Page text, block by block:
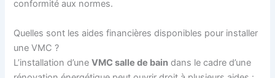
conformité aux normes.
Quelles sont les aides financières disponibles pour installer
une VMC ?
L’installation d’uneVMC salle de bain dans le cadre d’une